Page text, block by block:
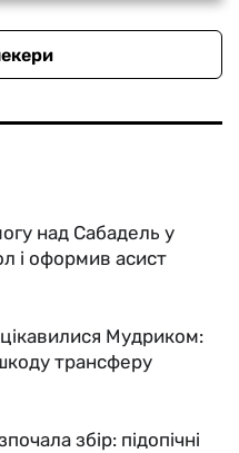
над Сабадель у
і оформив асист
Мудриком:
трансферу
збір: підопічні